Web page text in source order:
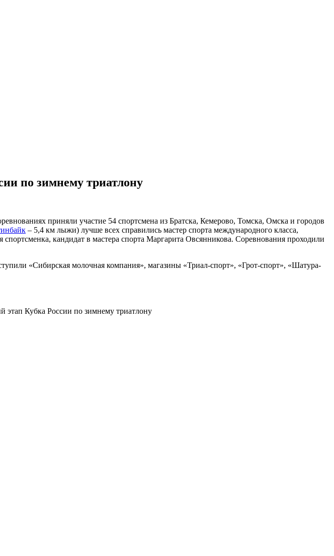
по зимнему триатлону
приняли участие 54 спортсмена из Братска, Кемерово, Томска, Омска и городов
– 5,4 км лыжи) лучше всех справились мастер спорта международного класса,
спортсменка, кандидат в мастера спорта Маргарита Овсянникова. Соревнования проходили
«Сибирская молочная компания», магазины «Триал-спорт», «Грот-спорт», «Шатура-